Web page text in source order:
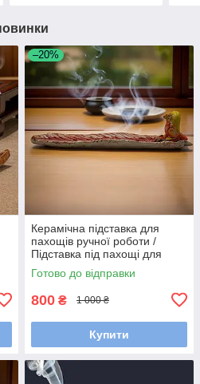
–20%
Керамічна підставка для
пахощів ручної роботи /
Підставка під пахощі для
аромапаличок
Готово до відправки
800 ₴ 1 000 ₴
Купити